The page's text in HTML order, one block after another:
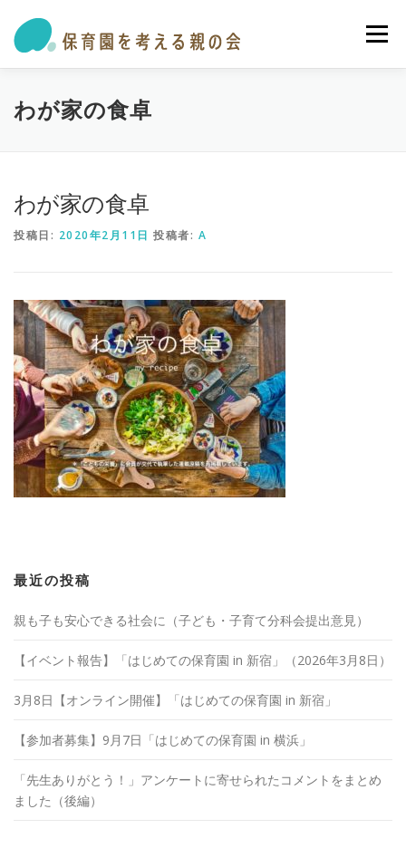
メニュー
私たちの活動 保育園・学童ガイド
わが家の食卓
わが家の食卓
投稿日: 2020年2月11日 投稿者: A
最近の投稿
親も子も安心できる社会に（子ども・子育て分科会提出意見）
【イベント報告】「はじめての保育園 in 新宿」（2026年3月8日）
3月8日【オンライン開催】「はじめての保育園 in 新宿」
【参加者募集】9月7日「はじめての保育園 in 横浜」
「先生ありがとう！」アンケートに寄せられたコメントをまとめ
ました（後編）